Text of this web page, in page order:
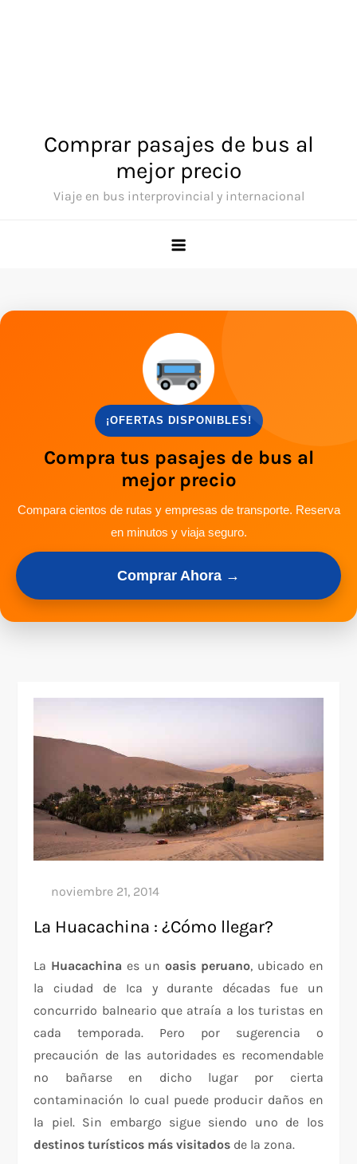
Comprar pasajes de bus al
mejor precio
Viaje en bus interprovincial y internacional
¡OFERTAS DISPONIBLES!
Compra tus pasajes de bus al
mejor precio
Compara cientos de rutas y empresas de transporte. Reserva
en minutos y viaja seguro.
Comprar Ahora →
La Huacachina : ¿Cómo llegar?
La Huacachina es un oasis peruano, ubicado en
la ciudad de Ica y durante décadas fue un
concurrido balneario que atraía a los turistas en
cada temporada. Pero por sugerencia o
precaución de las autoridades es recomendable
no bañarse en dicho lugar por cierta
contaminación lo cual puede producir daños en
la piel. Sin embargo sigue siendo uno de los
destinos turísticos más visitados de la zona.